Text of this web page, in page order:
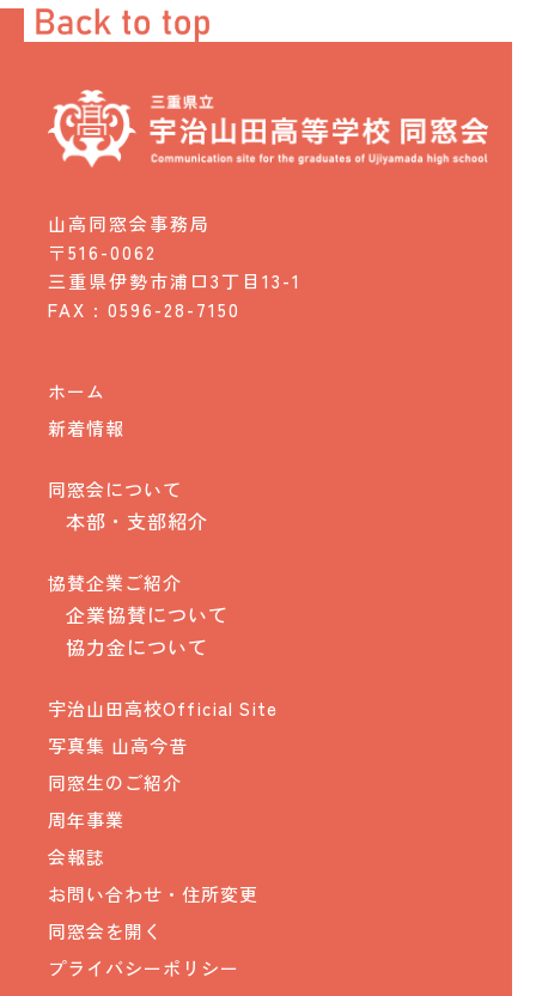
山高同窓会事務局
〒516-0062
三重県伊勢市浦口3丁目13-1
FAX : 0596-28-7150
ホーム
新着情報
同窓会について
本部・支部紹介
協賛企業ご紹介
企業協賛について
協力金について
宇治山田高校Official Site
写真集 山高今昔
同窓生のご紹介
周年事業
会報誌
お問い合わせ・住所変更
同窓会を開く
プライバシーポリシー